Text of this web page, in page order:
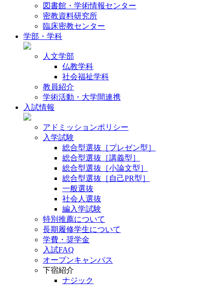
図書館・学術情報センター
密教資料研究所
臨床密教センター
学部・学科
人文学部
仏教学科
社会福祉学科
教員紹介
学術活動・大学間連携
入試情報
アドミッションポリシー
入学試験
総合型選抜［プレゼン型］
総合型選抜［講義型］
総合型選抜［小論文型］
総合型選抜［自己PR型］
一般選抜
社会人選抜
編入学試験
特別推薦について
長期履修学生について
学費・奨学金
入試FAQ
オープンキャンパス
下宿紹介
ナジック